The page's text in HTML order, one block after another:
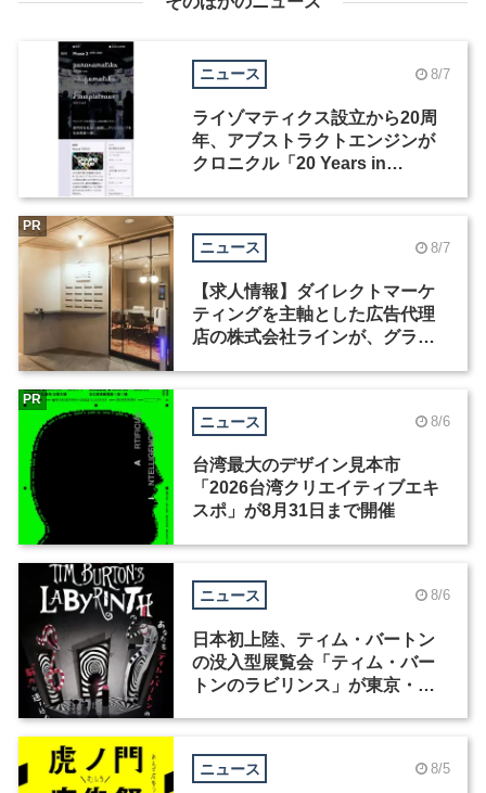
ニュース 8/7
ライゾマティクス設立から20周
年、アブストラクトエンジンが
クロニクル「20 Years in
ニュース 8/7
【求人情報】ダイレクトマーケ
ティングを主軸とした広告代理
店の株式会社ラインが、グラフ
PR
ニュース 8/6
台湾最大のデザイン見本市
「2026台湾クリエイティブエキ
スポ」が8月31日まで開催
PR
ニュース 8/6
日本初上陸、ティム・バートン
の没入型展覧会「ティム・バー
トンのラビリンス」が東京・豊
ニュース 8/5